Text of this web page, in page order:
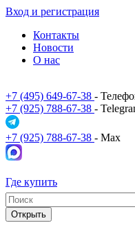
Вход и регистрация
Контакты
Новости
О нас
+7 (495) 649-67-38 -
+7 (925) 788-67-38 -
+7 (925) 788-67-38 - Max
Где купить
Открыть